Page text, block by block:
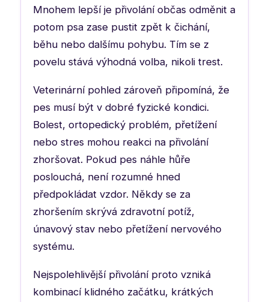
Mnohem lepší je přivolání občas odměnit a
potom psa zase pustit zpět k čichání,
běhu nebo dalšímu pohybu. Tím se z
povelu stává výhodná volba, nikoli trest.
Veterinární pohled zároveň připomíná, že
pes musí být v dobré fyzické kondici.
Bolest, ortopedický problém, přetížení
nebo stres mohou reakci na přivolání
zhoršovat. Pokud pes náhle hůře
poslouchá, není rozumné hned
předpokládat vzdor. Někdy se za
zhoršením skrývá zdravotní potíž,
únavový stav nebo přetížení nervového
systému.
Nejspolehlivější přivolání proto vzniká
kombinací klidného začátku, krátkých